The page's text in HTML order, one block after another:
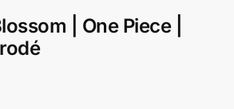
| One Piece |